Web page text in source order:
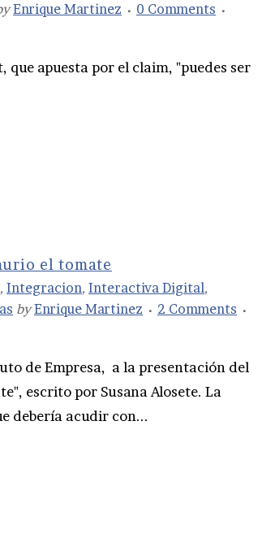
Enrique Martinez
0 Comments
apuesta por el claim, "puedes ser
el tomate
, Integracion, Interactiva Digital,
byEnrique Martinez
2 Comments
de Empresa, a la presentación del
escrito por Susana Alosete. La
debería acudir con...